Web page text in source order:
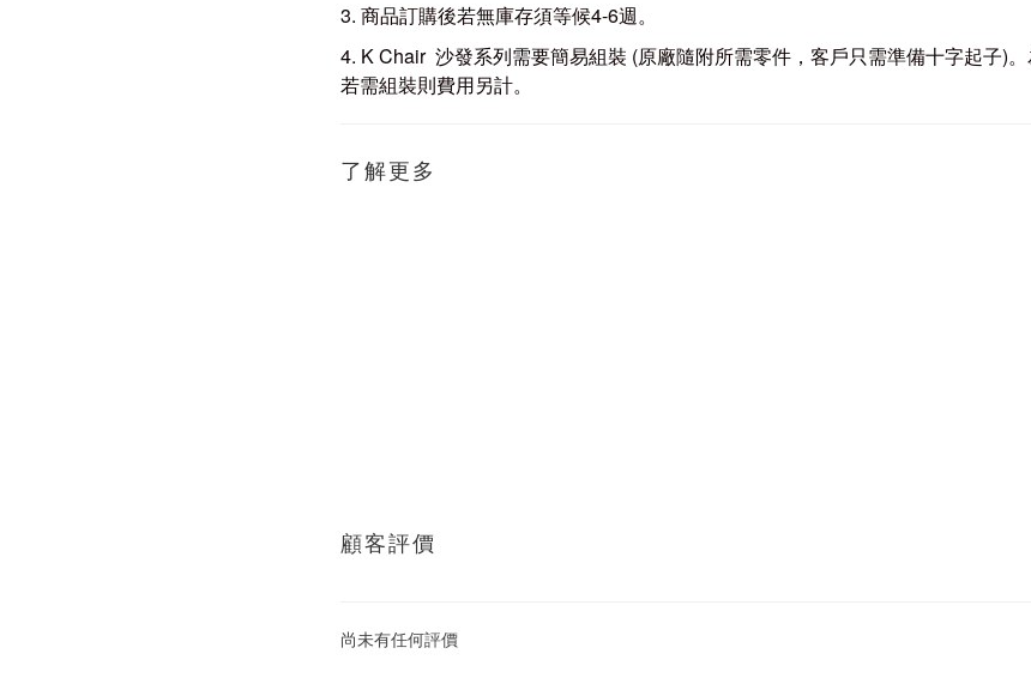
3. 商品訂購後若無庫存須等候4-6週。
4. K Chair 沙發系列需要簡易組裝 (原廠隨附所需零件，客戶只需準備十字起子)
若需組裝則費用另計。
了解更多
顧客評價
尚未有任何評價